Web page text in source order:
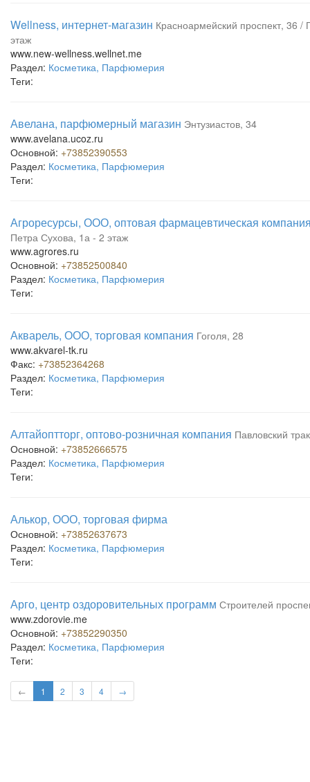
Wellness, интернет-магазин Красноармейский проспект, 36
этаж
www.new-wellness.wellnet.me
Раздел: Косметика, Парфюмерия
Теги:
Авелана, парфюмерный магазин Энтузиастов, 34
www.avelana.ucoz.ru
Основной: +73852390553
Раздел: Косметика, Парфюмерия
Теги:
Агроресурсы, ООО, оптовая фармацевтическая
Петра Сухова, 1а - 2 этаж
www.agrores.ru
Основной: +73852500840
Раздел: Косметика, Парфюмерия
Теги:
Акварель, ООО, торговая компания Гоголя, 28
www.akvarel-tk.ru
Факс: +73852364268
Раздел: Косметика, Парфюмерия
Теги:
Алтайоптторг, оптово-розничная компания Павловский
Основной: +73852666575
Раздел: Косметика, Парфюмерия
Теги:
Алькор, ООО, торговая фирма
Основной: +73852637673
Раздел: Косметика, Парфюмерия
Теги:
Арго, центр оздоровительных программ Строителей
www.zdorovie.me
Основной: +73852290350
Раздел: Косметика, Парфюмерия
Теги:
← 1 2 3 4 →